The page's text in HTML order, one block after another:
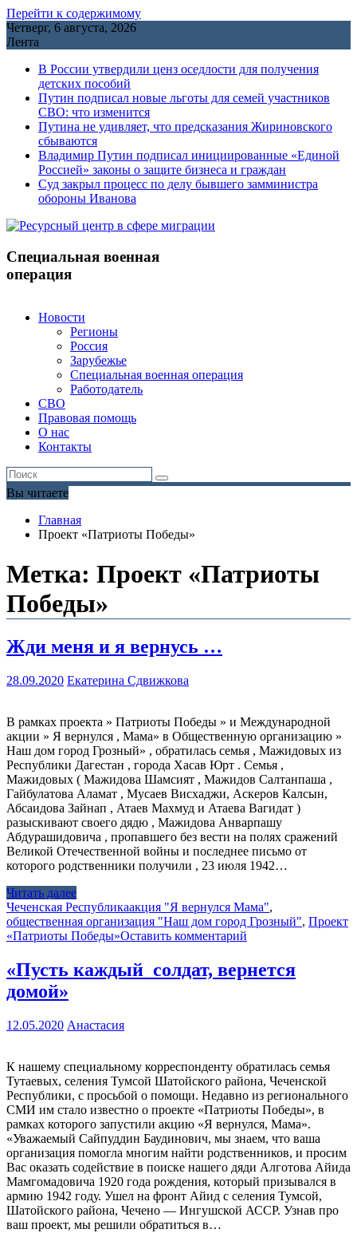
Перейти к содержимому
Четверг, 6 августа, 2026
Лента
В России утвердили ценз оседлости для получения
детских пособий
Путин подписал новые льготы для семей участников
СВО: что изменится
Путина не удивляет, что предсказания Жириновского
сбываются
Владимир Путин подписал инициированные «Единой
Россией» законы о защите бизнеса и граждан
Cуд закрыл процесс по делу бывшего замминистра
обороны Иванова
Специальная военная
операция
Новости
Регионы
Россия
Зарубежье
Специальная военная операция
Работодатель
СВО
Правовая помощь
О нас
Контакты
Вы читаете
Главная
Проект «Патриоты Победы»
Метка: Проект «Патриоты
Победы»
Жди меня и я вернусь …
28.09.2020 Екатерина Сдвижкова
В рамках проекта » Патриоты Победы » и Международной
акции » Я вернулся , Мама» в Общественную организацию »
Наш дом город Грозный» , обратилась семья , Мажидовых из
Республики Дагестан , города Хасав Юрт . Семья ,
Мажидовых ( Мажидова Шамсият , Мажидов Салтанпаша ,
Гайбулатова Аламат , Мусаев Висхаджи, Аскеров Калсын,
Абсаидова Зайнап , Атаев Махмуд и Атаева Вагидат )
разыскивают своего дядю , Мажидова Анварпашу
Абдурашидовича , пропавшего без вести на полях сражений
Великой Отечественной войны и последнее письмо от
которого родственники получили , 23 июля 1942…
Читать далее
Чеченская Республикаакция "Я вернулся Мама",
общественная организация "Наш дом город Грозный", Проект
«Патриоты Победы»Оставить комментарий
«Пусть каждый солдат, вернется
домой»
12.05.2020 Анастасия
К нашему специальному корреспонденту обратилась семья
Тутаевых, селения Тумсой Шатойского района, Чеченской
Республики, с просьбой о помощи. Недавно из регионального
СМИ им стало известно о проекте «Патриоты Победы», в
рамках которого запустили акцию «Я вернулся, Мама».
«Уважаемый Сайпуддин Баудинович, мы знаем, что ваша
организация помогла многим найти родственников, и просим
Вас оказать содействие в поиске нашего дяди Алготова Айида
Мамгомадовича 1920 года рождения, который призывался в
армию 1942 году. Ушел на фронт Айид с селения Тумсой,
Шатойского района, Чечено — Ингушской АССР. Узнав про
ваш проект, мы решили обратиться в…